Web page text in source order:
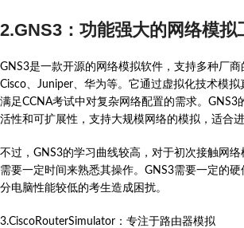
2.GNS3：功能强大的网络模拟
GNS3是一款开源的网络模拟软件，支持多种厂
Cisco、Juniper、华为等。它通过虚拟化技术模
满足CCNA考试中对复杂网络配置的需求。GNS3
活性和可扩展性，支持大规模网络的模拟，适合进
不过，GNS3的学习曲线较高，对于初次接触网
需要一定时间来熟悉其操作。GNS3需要一定的
分电脑性能较低的考生造成困扰。
3.CiscoRouterSimulator：专注于路由器模拟